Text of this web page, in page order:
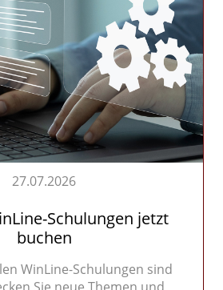
27.07.2026
Schulungen jetzt
buchen
WinLine-Schulungen sind